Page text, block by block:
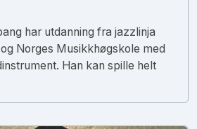
har utdanning fra jazzlinja
Norges Musikkhøgskole med
Han kan spille helt